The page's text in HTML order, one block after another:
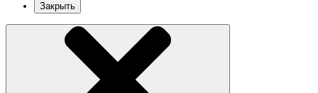
Закрыть